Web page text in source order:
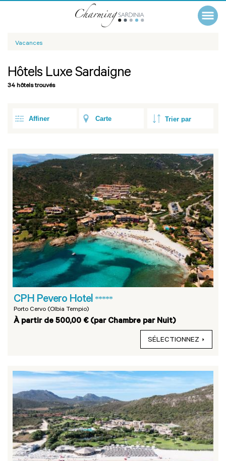
Vacances
Hôtels Luxe Sardaigne
34 hôtels trouvés
Affiner Carte
CPH Pevero Hotel *****
Porto Cervo (Olbia Tempio)
À partir de 500,00 € (par Chambre par Nuit)
SÉLECTIONNEZ